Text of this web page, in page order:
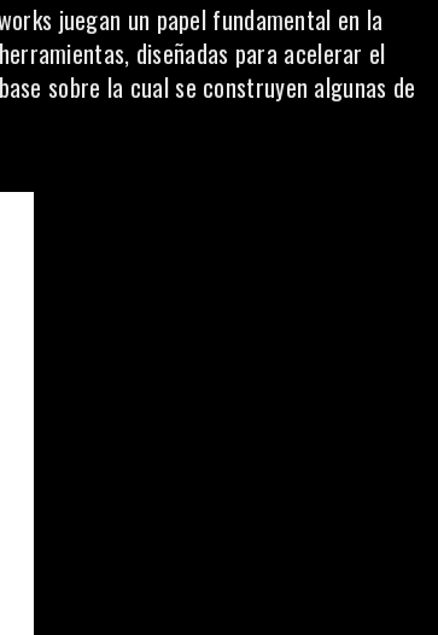
juegan un papel fundamental en la
diseñadas para acelerar el
sobre la cual se construyen algunas de